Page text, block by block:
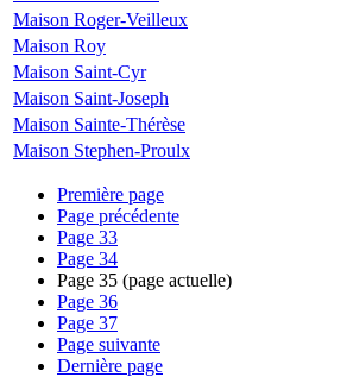
Maison Roger-Veilleux
Maison Roy
Maison Saint-Cyr
Maison Saint-Joseph
Maison Sainte-Thérèse
Maison Stephen-Proulx
Première page
Page précédente
Page 33
Page 34
Page 35 (page actuelle)
Page 36
Page 37
Page suivante
Dernière page